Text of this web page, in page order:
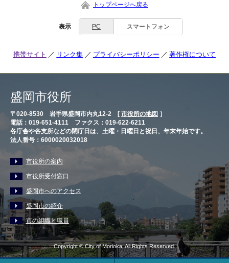
トップページへ戻る
表示 PC スマートフォン
携帯サイト リンク集 プライバシーポリシー 著作権について
盛岡市役所
〒020-8530 岩手県盛岡市内丸12-2 [ 市役所の地図 ］
電話：019-651-4111 ファクス：019-622-6211
各庁舎や各支所などの閉庁日は、土曜・日曜日と祝日、年末年始です。
法人番号：6000020032018
市役所の案内
市役所受付窓口
盛岡市へのアクセス
盛岡市の紹介
市の組織と職員
Copyright © City of Morioka, All Rights Reserved.